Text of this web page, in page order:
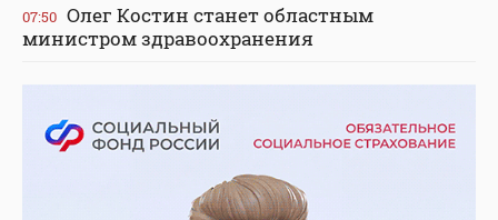
07:50 Олег Костин станет областным
министром здравоохранения